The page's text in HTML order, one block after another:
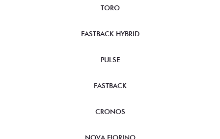
TORO
FASTBACK HYBRID
PULSE
FASTBACK
CRONOS